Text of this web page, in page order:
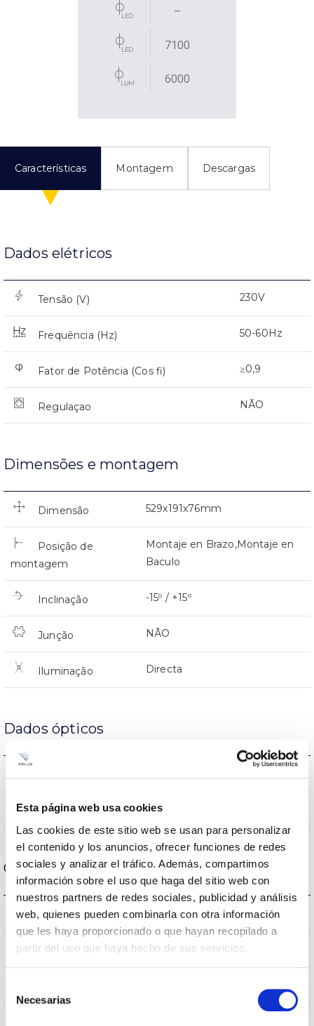
Esta página web usa cookies
Las cookies de este sitio web se usan para personalizar
el contenido y los anuncios, ofrecer funciones de redes
sociales y analizar el tráfico. Además, compartimos
información sobre el uso que haga del sitio web con
nuestros partners de redes sociales, publicidad y análisis
web, quienes pueden combinarla con otra información
que les haya proporcionado o que hayan recopilado a
partir del uso que haya hecho de sus servicios.
Necesarias
–
7100
6000
Características Montagem Descargas
Dados elétricos
Tensão (V) 230V
Frequência (Hz) 50-60Hz
Fator de Potência (Cos fi) ≥0,9
Regulaçao NÃO
Dimensões e montagem
Dimensão 529x191x76mm
Posição de
montagem
Montaje en Brazo,Montaje en
Baculo
Inclinação -15º / +15º
Junção NÃO
Iluminação Directa
Dados ópticos
Temperatura de cor
CRI Índice de repr. cromática
Carcaça e Acabamento
IK Proteção contra impactos IK08
Índice de estanqueidade IP